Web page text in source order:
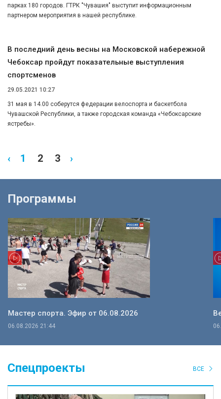
парках 180 городов. ГТРК "Чувашия" выступит информационным
партнером мероприятия в нашей республике.
В последний день весны на Московской набережной
Чебоксар пройдут показательные выступления
спортсменов
29.05.2021 10:27
31 мая в 14.00 соберутся федерации велоспорта и баскетбола
Чувашской Республики, а также городская команда «Чебоксарские
ястребы».
‹ 1 2 3 ›
Программы
Мастер спорта. Эфир от 06.08.2026
06.08.2026 21:44
ВСЕ
Спецпроекты